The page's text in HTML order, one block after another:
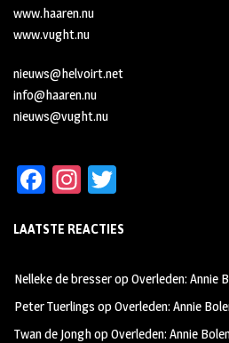
www.haaren.nu
www.vught.nu
nieuws@helvoirt.net
info@haaren.nu
nieuws@vught.nu
Fa
b
oo
k
In
ag
m
tt
LAATSTE REACTIES
Nelleke de bresseropOverleden: Annie
Peter Tuerlings opOverleden: Annie
Twan de JonghopOverleden: Annie